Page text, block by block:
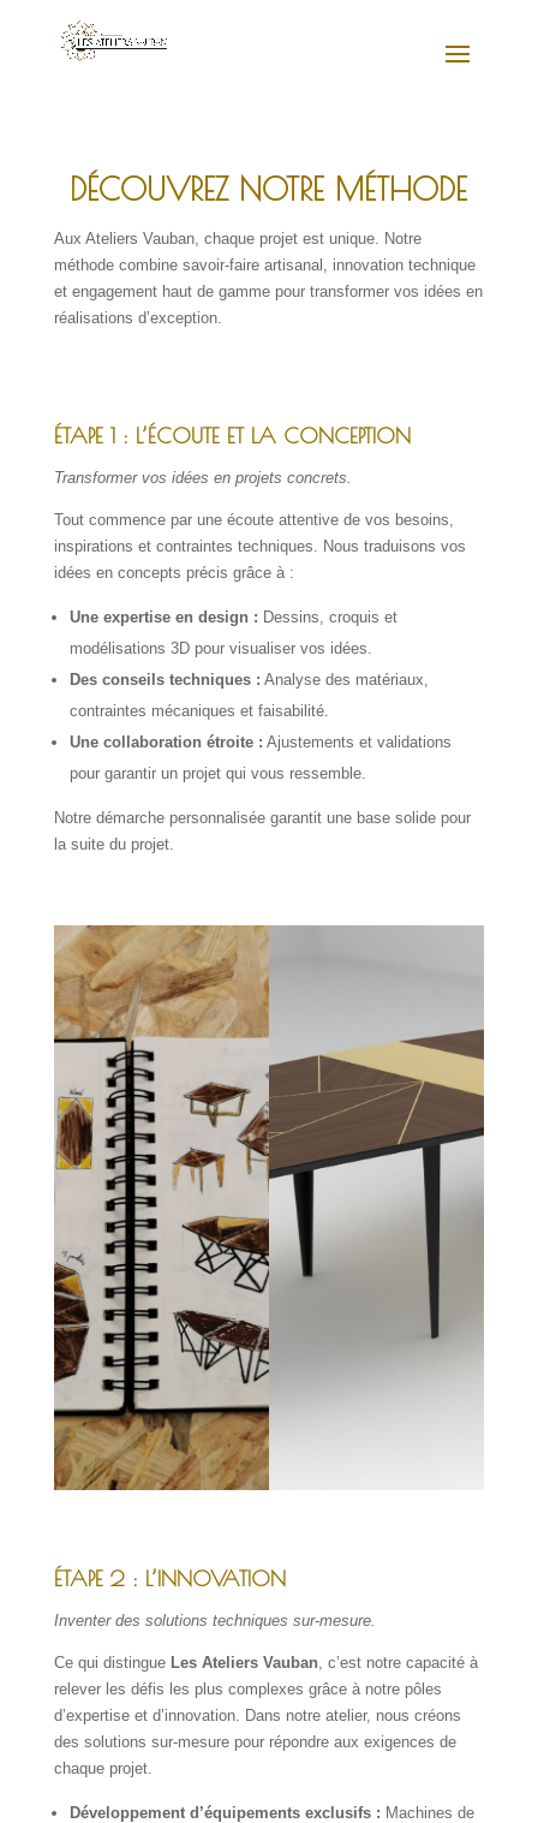
DÉCOUVREZ NOTRE MÉTHODE
Aux Ateliers Vauban, chaque projet est unique. Notre
méthode combine savoir-faire artisanal, innovation technique
et engagement haut de gamme pour transformer vos idées en
réalisations d’exception.
ÉTAPE 1 : L’ÉCOUTE ET LA CONCEPTION
Transformer vos idées en projets concrets.
Tout commence par une écoute attentive de vos besoins,
inspirations et contraintes techniques. Nous traduisons vos
idées en concepts précis grâce à :
Une expertise en design : Dessins, croquis et
modélisations 3D pour visualiser vos idées.
Des conseils techniques : Analyse des matériaux,
contraintes mécaniques et faisabilité.
Une collaboration étroite : Ajustements et validations
pour garantir un projet qui vous ressemble.
Notre démarche personnalisée garantit une base solide pour
la suite du projet.
ÉTAPE 2 : L’INNOVATION
Inventer des solutions techniques sur-mesure.
Ce qui distingue Les Ateliers Vauban, c’est notre capacité à
relever les défis les plus complexes grâce à notre pôles
d’expertise et d’innovation. Dans notre atelier, nous créons
des solutions sur-mesure pour répondre aux exigences de
chaque projet.
Développement d’équipements exclusifs : Machines de